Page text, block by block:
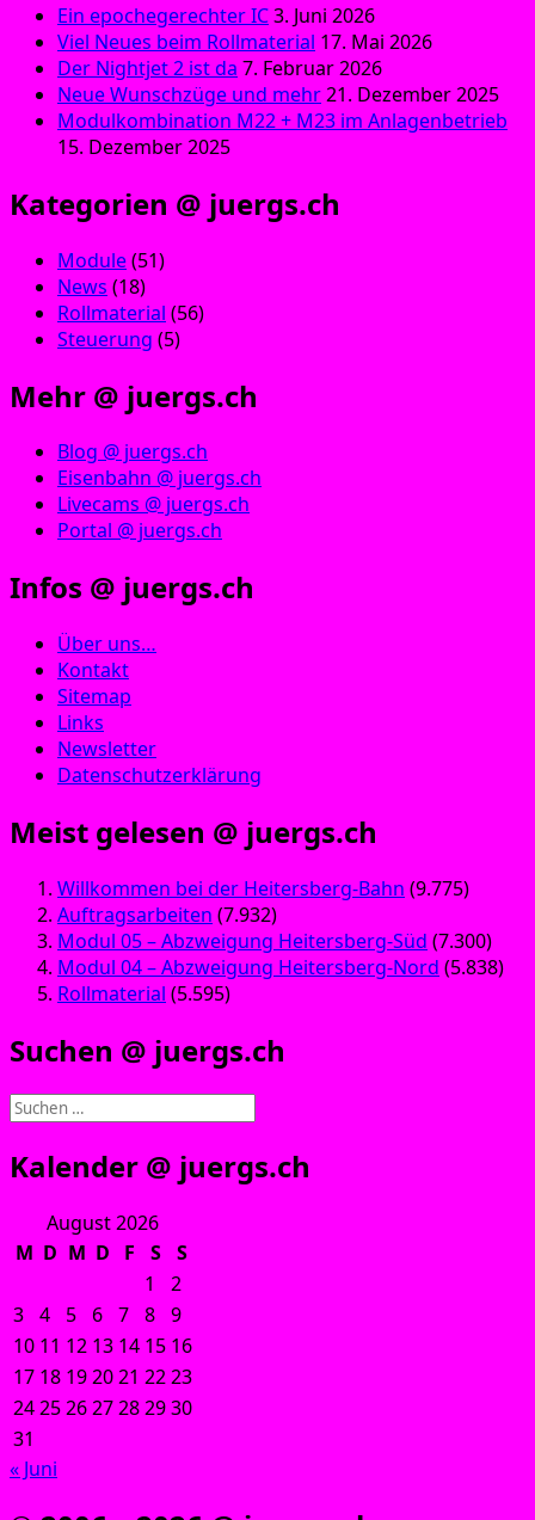
Ein epochegerechter IC3. Juni 2026
Viel Neues beim Rollmaterial 17. Mai 2026
Der Nightjet 2 ist da 7. Februar 2026
Neue Wunschzüge und mehr21. Dezember 2025
Modulkombination M22 + M23 im Anlagenbetrieb
15. Dezember 2025
Kategorien @ juergs.ch
Module(51)
News (18)
Rollmaterial (56)
Steuerung (5)
Mehr @ juergs.ch
Blog @ juergs.ch
Eisenbahn @ juergs.ch
Livecams @ juergs.ch
Portal @ juergs.ch
Infos @ juergs.ch
Über uns…
Kontakt
Sitemap
Links
Newsletter
Datenschutzerklärung
Meist gelesen @ juergs.ch
Willkommen bei der Heitersberg-Bahn (9.775)
Auftragsarbeiten (7.932)
Modul 05 – Abzweigung Heitersberg-Süd (7.300)
Modul 04 – Abzweigung Heitersberg-Nord (5.838)
Rollmaterial (5.595)
Suchen @ juergs.ch
Suchen
Kalender @ juergs.ch
August 2026
M D M D F S
S
1
2
3 4 5 6 7 8 9
10 11 12 13 14 15 16
17 18 192021 2223
24252627282930
31
« Juni